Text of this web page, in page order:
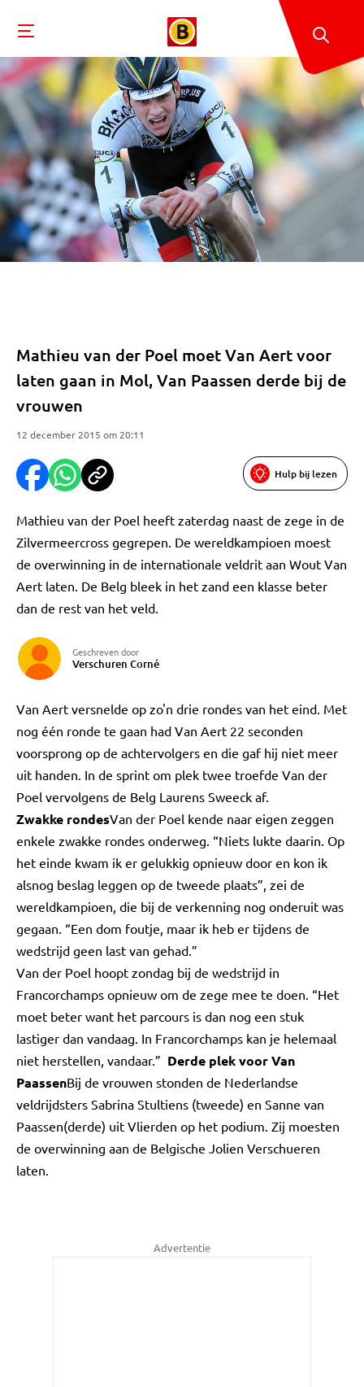
Mathieu van der Poel moet Van Aert voor
laten gaan in Mol, Van Paassen derde bij de
vrouwen
12 december 2015 om 20:11
Hulp bij lezen
Mathieu van der Poel heeft zaterdag naast de zege in de
Zilvermeercross gegrepen. De wereldkampioen moest
de overwinning in de internationale veldrit aan Wout Van
Aert laten. De Belg bleek in het zand een klasse beter
dan de rest van het veld.
Geschreven door
Verschuren Corné
Van Aert versnelde op zo'n drie rondes van het eind. Met
nog één ronde te gaan had Van Aert 22 seconden
voorsprong op de achtervolgers en die gaf hij niet meer
uit handen. In de sprint om plek twee troefde Van der
Poel vervolgens de Belg Laurens Sweeck af.
Zwakke rondesVan der Poel kende naar eigen zeggen
enkele zwakke rondes onderweg. “Niets lukte daarin. Op
het einde kwam ik er gelukkig opnieuw door en kon ik
alsnog beslag leggen op de tweede plaats”, zei de
wereldkampioen, die bij de verkenning nog onderuit was
gegaan. “Een dom foutje, maar ik heb er tijdens de
wedstrijd geen last van gehad.”
Van der Poel hoopt zondag bij de wedstrijd in
Francorchamps opnieuw om de zege mee te doen. “Het
moet beter want het parcours is dan nog een stuk
lastiger dan vandaag. In Francorchamps kan je helemaal
niet herstellen, vandaar.” Derde plek voor Van
PaassenBij de vrouwen stonden de Nederlandse
veldrijdsters Sabrina Stultiens (tweede) en Sanne van
Paassen(derde) uit Vlierden op het podium. Zij moesten
de overwinning aan de Belgische Jolien Verschueren
laten.
Advertentie